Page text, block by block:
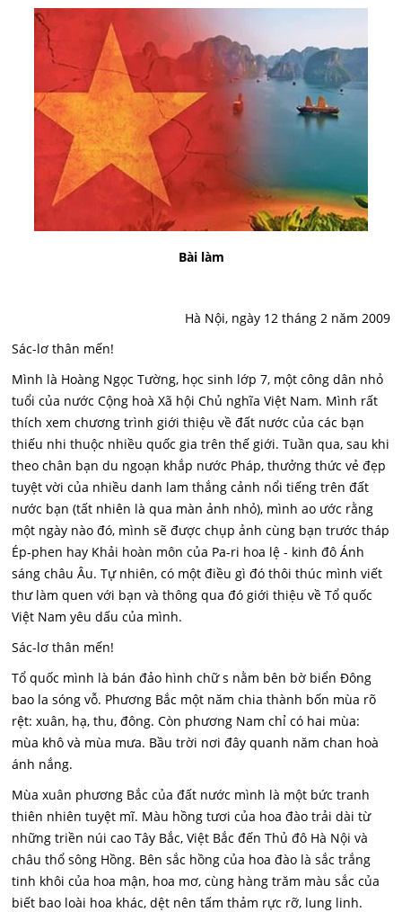
Bài làm
Hà Nội, ngày 12 tháng 2 năm 2009
Sác-lơ thân mến!
Mình là Hoàng Ngọc Tường, học sinh lớp 7, một công dân nhỏ
tuổi của nước Cộng hoà Xã hội Chủ nghĩa Việt Nam. Mình rất
thích xem chương trình giới thiệu về đất nước của các bạn
thiếu nhi thuộc nhiều quốc gia trên thế giới. Tuần qua, sau khi
theo chân bạn du ngoạn khắp nước Pháp, thưởng thức vẻ đẹp
tuyệt vời của nhiều danh lam thắng cảnh nổi tiếng trên đất
nước bạn (tất nhiên là qua màn ảnh nhỏ), mình ao ước rằng
một ngày nào đó, mình sẽ được chụp ảnh cùng bạn trước tháp
Ép-phen hay Khải hoàn môn của Pa-ri hoa lệ - kinh đô Ánh
sáng châu Âu. Tự nhiên, có một điều gì đó thôi thúc mình viết
thư làm quen với bạn và thông qua đó giới thiệu về Tổ quốc
Việt Nam yêu dấu của mình.
Sác-lơ thân mến!
Tổ quốc mình là bán đảo hình chữ s nằm bên bờ biển Đông
bao la sóng vỗ. Phương Bắc một năm chia thành bốn mùa rõ
rệt: xuân, hạ, thu, đông. Còn phương Nam chỉ có hai mùa:
mùa khô và mùa mưa. Bầu trời nơi đây quanh năm chan hoà
ánh nắng.
Mùa xuân phương Bắc của đất nước mình là một bức tranh
thiên nhiên tuyệt mĩ. Màu hồng tươi của hoa đào trải dài từ
những triền núi cao Tây Bắc, Việt Bắc đến Thủ đô Hà Nội và
châu thổ sông Hồng. Bên sắc hồng của hoa đào là sắc trắng
tinh khôi của hoa mận, hoa mơ, cùng hàng trăm màu sắc của
biết bao loài hoa khác, dệt nên tấm thảm rực rỡ, lung linh.